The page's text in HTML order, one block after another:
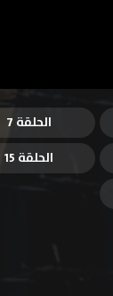
الحلقة 7
الحلقة 15